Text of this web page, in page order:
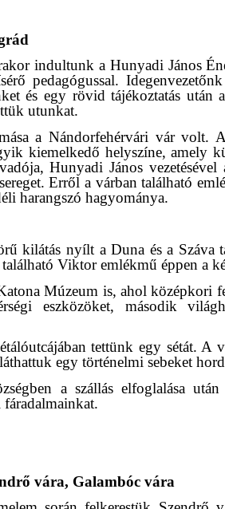
indultunk a Hunyadi János
pedagógussal.
és egy rövid tájékoztatás
utunkat.
a Nándorfehérvári vár volt.
kiemelkedő helyszíne, amely
Hunyadi János
Erről a várban található
harangszó hagyománya.
kilátás nyílt a Duna és a Száva
Viktor emlékmű éppen a
Múzeum is, ahol középkori
eszközöket, második
tettünk egy sétát. A
egy történelmi sebeket
a szállás elfoglalása
vára, Galambóc vára